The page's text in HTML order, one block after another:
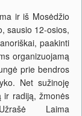
ir iš Mosėdžio
sausio 12-osios,
paakinti
organizuojamą
prie bendros
Net sužinoję
ir radiją, žmonės
Laima